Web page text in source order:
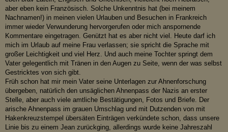
aber eben kein Französisch. Solche Unkenntnis hat (bei meinem
Nachnamen!) in meinen vielen Urlauben und Besuchen in Frankreich
immer wieder Verwunderung hervorgerufen oder mich anspornende
Kommentare eingetragen. Genützt hat es aber nicht viel. Heute darf ich
mich im Urlaub auf meine Frau verlassen; sie spricht die Sprache mit
großer Leichtigkeit und viel Herz. Und auch meine Tochter springt dem
Vater gelegentlich mit Tränen in den Augen zu Seite, wenn der was selbst
Gestricktes von sich gibt.
Früh schon hat mir mein Vater seine Unterlagen zur Ahnenforschung
übergeben, natürlich den unsäglichen Ahnenpass der Nazis an erster
Stelle, aber auch viele amtliche Bestätigungen, Fotos und Briefe. Der
arische Ahnenpass im grauen Umschlag und mit Dutzenden von mit
Hakenkreuzstempel übersäten Einträgen verkündete schon, dass unsere
Linie bis zu einem Jean zurückging, allerdings wurde keine Jahreszahl